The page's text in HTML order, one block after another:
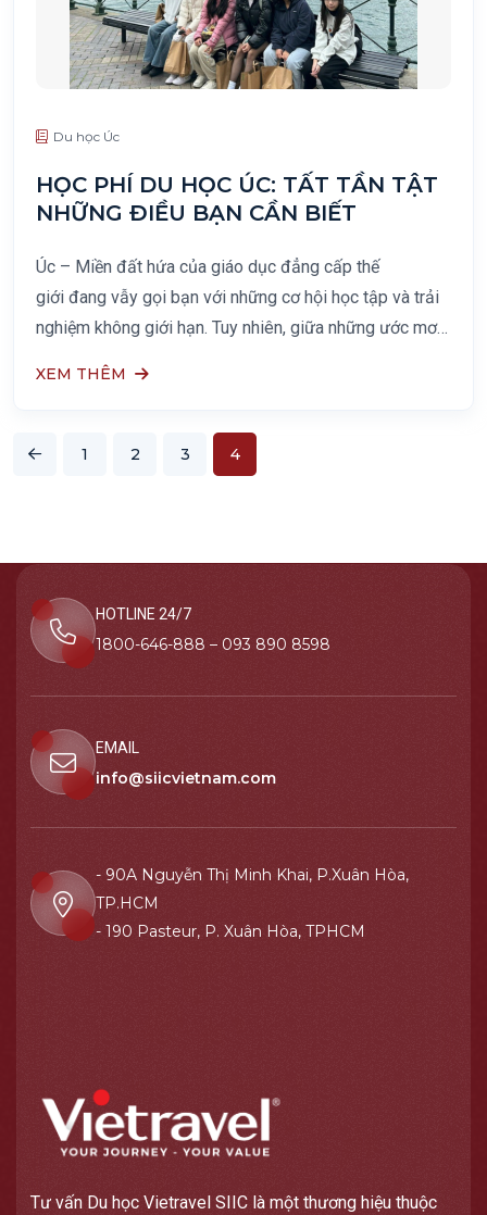
Du học Úc
HỌC PHÍ DU HỌC ÚC: TẤT TẦN TẬT
NHỮNG ĐIỀU BẠN CẦN BIẾT
Úc – Miền đất hứa của giáo dục đẳng cấp thế
giới đang vẫy gọi bạn với những cơ hội học tập và trải
nghiệm không giới hạn. Tuy nhiên, giữa những ước mơ
XEM THÊM
1 2 3 4
HOTLINE 24/7
1800-646-888 – 093 890 8598
EMAIL
info@siicvietnam.com
- 90A Nguyễn Thị Minh Khai, P.Xuân Hòa,
TP.HCM
- 190 Pasteur, P. Xuân Hòa, TPHCM
Tư vấn Du học Vietravel SIIC là một thương hiệu thuộc